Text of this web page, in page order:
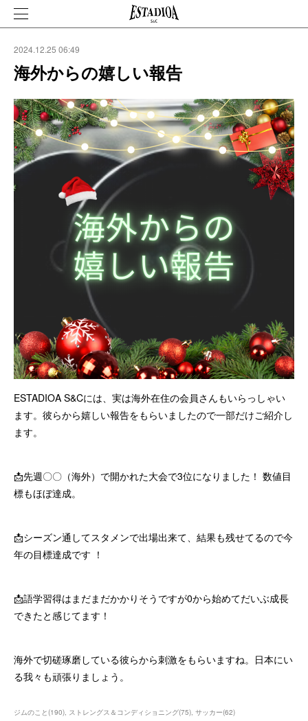
2024.12.25 06:49
海外からの嬉しい報告
ESTADIOA S&Cには、実は海外在住の会員さんもいらっしゃい
ます。彼らから嬉しい報告をもらいましたので一部だけご紹介し
ます。
📩先週〇〇（海外）で開かれた大会で3位になりました！ 数値目
標もほぼ達成。
📩シーズン通してスタメンで出場出来て、結果も残せてるので今
年の目標達成です ！
📩語学習得はまだまだかかりそうですが0から始めてだいぶ成長
できたと感じてます！
海外で切磋琢磨している彼らから刺激をもらいますね。日本にい
る我々も頑張りましょう。
ジムのこと(190) ストレングス＆コンディショニング(75) サッカー(62)